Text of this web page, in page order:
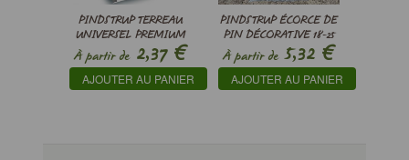
PINDSTRUP TERREAU
UNIVERSEL PREMIUM
À partir de2,37€
AJOUTER AU PANIER
PINDSTRUP ÉCORCE DE
PIN DÉCORATIVE 18-25
MM
À partir de5,32 €
AJOUTER AU PANIER